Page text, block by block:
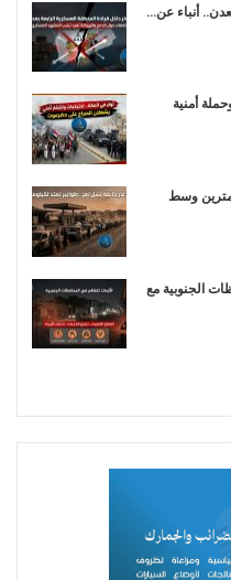
أنباء عن…
أمنية
وسط
الجنوبية مع